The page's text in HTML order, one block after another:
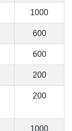
1000
600
600
200
200
1000